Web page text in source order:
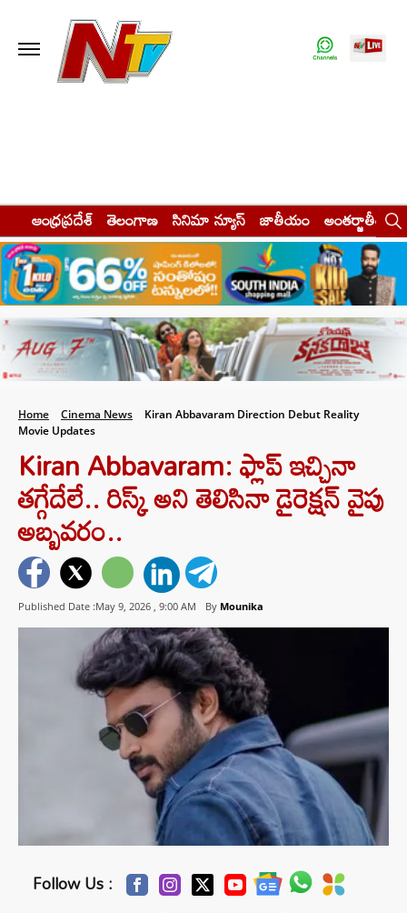
ఆంధ్రప్రదేశ్ తెలంగాణ సినిమా న్యూస్ జాతీయం అంతర్జాతీయం
Home Cinema News
Kiran Abbavaram Direction Debut Reality
Movie Updates
Kiran Abbavaram: ఫ్లాప్ ఇచ్చినా
తగ్గేదేలే.. రిస్క్ అని తెలిసినా డైరెక్షన్ వైపు
అబ్బవరం..
Published Date :May 9, 2026 , 9:00 AM By Mounika
Follow Us :